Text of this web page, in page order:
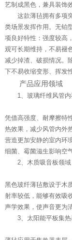
艺制成黑色，兼具装饰
这款薄毡拥有多项
类场景发挥作用。无铂
项良好特性：强度较高
观可长期维持，不易褪
减少掉渣、破损情况。
下不易收缩变形、挥发
产品应用领域
1、玻璃纤维风管
凭借高强度、耐摩擦特
热效果，减少风管内外
营造更加安静的室内环
细菌、霉菌滋生影响空
2、木质吸音板领域
黑色玻纤薄毡敷设于木
射率较低，能够有效吸
声学效果，使声音更为
3、太阳能平板集热